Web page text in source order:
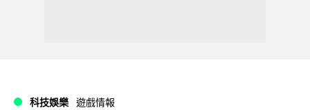
科技娛樂 遊戲情報